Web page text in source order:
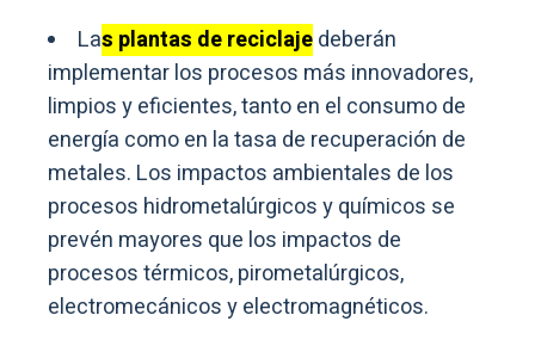
Las plantas de reciclajedeberán
implementar los procesos más innovadores,
limpios y eficientes, tanto en el consumo de
energía como en la tasa de recuperación de
metales. Los impactos ambientales de los
procesos hidrometalúrgicos y químicos se
prevén mayores que los impactos de
procesos térmicos, pirometalúrgicos,
electromecánicos y electromagnéticos.